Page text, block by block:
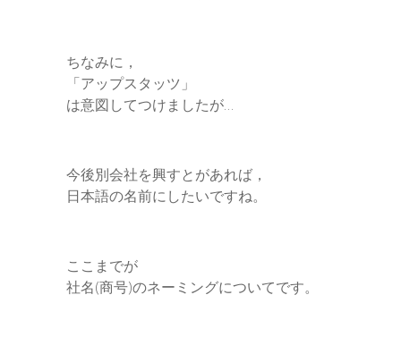
ちなみに，
「アップスタッツ」
は意図してつけましたが…
今後別会社を興すとがあれば，
日本語の名前にしたいですね。
ここまでが
社名(商号)のネーミングについてです。